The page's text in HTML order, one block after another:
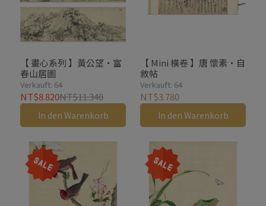
【 畫心系列 】黃公望・富
春山居圖
Verkauft: 64
NT$8.820NT$11.340
In den Warenkorb
【 Mini 橫卷 】唐 懷素・自
敘帖
Verkauft: 64
NT$3.780
In den Warenkorb